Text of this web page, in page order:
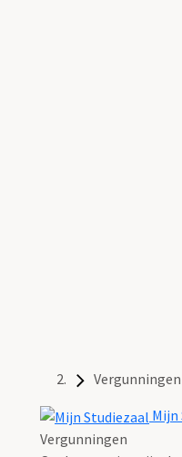
Vergunningen
Vergunningen